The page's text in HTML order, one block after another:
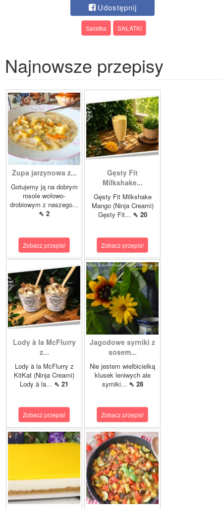
Udostępnij
Sałatka SAŁATKI
Najnowsze przepisy
Zupa jarzynowa z...
Gotujemy ją na dobrym
rosole wołowo-
drobiowym z naszego...
⇖ 2
Zobacz przepis!
Gęsty Fit
Milkshake...
Gęsty Fit Milkshake
Mango (Ninja Creami)
Gęsty Fit... ⇖ 20
Zobacz przepis!
Lody à la McFlurry
z...
Lody à la McFlurry z
KitKat (Ninja Creami)
Lody à la... ⇖ 21
Zobacz przepis!
Jagodowe syrniki z
sosem...
Nie jestem wielbicielką
klusek leniwych ale
syrniki... ⇖ 28
Zobacz przepis!